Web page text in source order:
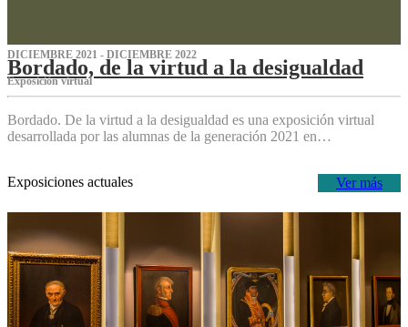
DICIEMBRE 2021 - DICIEMBRE 2022
Bordado, de la virtud a la desigualdad
Exposición virtual‌
Bordado. De la virtud a la desigualdad es una exposición virtual
desarrollada por las alumnas de la generación 2021 en…
Ver más
Exposiciones actuales